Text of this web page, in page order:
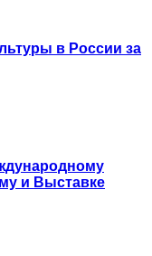
в России за
и Выставке